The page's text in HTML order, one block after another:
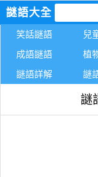
謎語大全
笑話謎語 兒
成語謎語
植
謎語詳解
謎
謎